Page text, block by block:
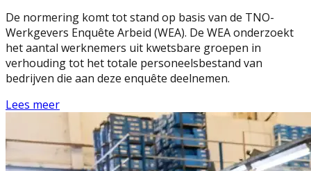
De normering komt tot stand op basis van de TNO-
Werkgevers Enquête Arbeid (WEA). De WEA onderzoekt
het aantal werknemers uit kwetsbare groepen in
verhouding tot het totale personeelsbestand van
bedrijven die aan deze enquête deelnemen.
Lees meer